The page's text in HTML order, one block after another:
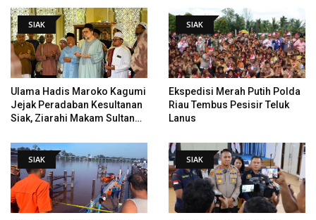
PHI
SIAK
Ulama Hadis Maroko Kagumi
Jejak Peradaban Kesultanan
Siak, Ziarahi Makam Sultan
SIAK
Ekspedisi Merah Putih Polda
Riau Tembus Pesisir Teluk
Lanus
SIAK SIAK